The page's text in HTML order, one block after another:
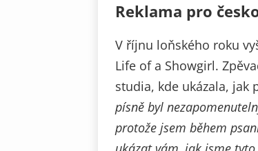
Reklama pro
V říjnu loňského roku
Life of a Showgirl.
studia, kde ukázala, jak
písně byl
protože jsem během